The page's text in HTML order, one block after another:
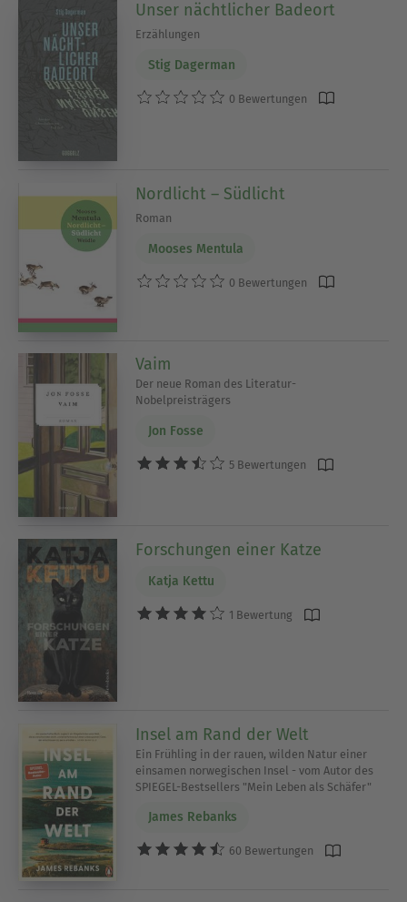
Unser nächtlicher Badeort
Erzählungen
Stig Dagerman
0 Bewertungen
Nordlicht – Südlicht
Roman
Mooses Mentula
0 Bewertungen
Vaim
Der neue Roman des Literatur-
Nobelpreisträgers
Jon Fosse
5 Bewertungen
Forschungen einer Katze
Katja Kettu
1 Bewertung
Insel am Rand der Welt
Ein Frühling in der rauen, wilden Natur einer
einsamen norwegischen Insel - vom Autor des
SPIEGEL-Bestsellers "Mein Leben als Schäfer"
James Rebanks
60 Bewertungen